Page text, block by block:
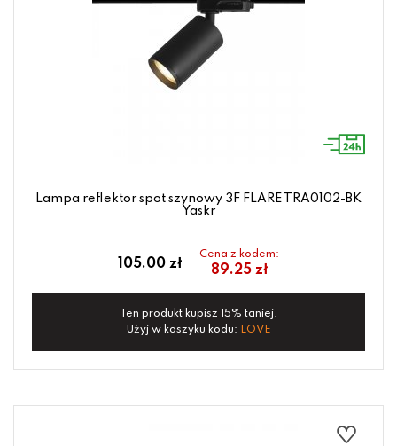
Lampa reflektor spot szynowy 3F FLARE TRA0102-BK
Yaskr
105.00 zł
Cena z kodem:
89.25 zł
Ten produkt kupisz 15% taniej.
Użyj w koszyku kodu: LOVE